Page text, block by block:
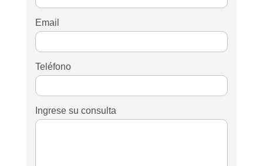
Email
Teléfono
Ingrese su consulta